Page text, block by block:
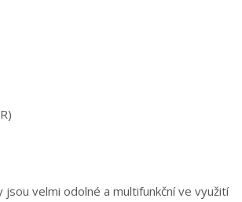
jsou velmi odolné a multifunkční ve využití